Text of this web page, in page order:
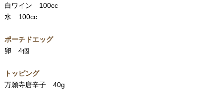
白ワイン 100cc
水 100cc
ポーチドエッグ
卵 4個
トッピング
万願寺唐辛子 40g